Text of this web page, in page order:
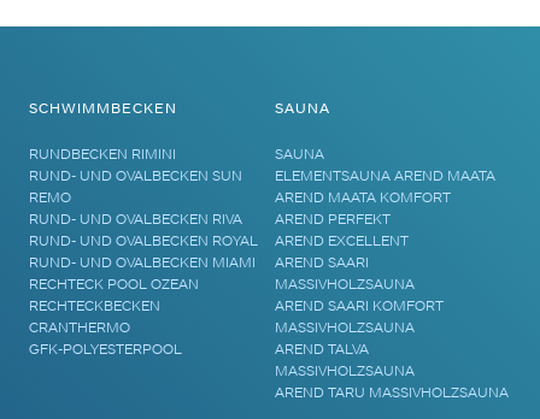
SCHWIMMBECKEN
RUNDBECKEN RIMINI
RUND- UND OVALBECKEN SUN
REMO
RUND- UND OVALBECKEN RIVA
RUND- UND OVALBECKEN ROYAL
RUND- UND OVALBECKEN MIAMI
RECHTECK POOL OZEAN
RECHTECKBECKEN
CRANTHERMO
GFK-POLYESTERPOOL
SAUNA
SAUNA
ELEMENTSAUNA AREND MAATA
AREND MAATA KOMFORT
AREND PERFEKT
AREND EXCELLENT
AREND SAARI
MASSIVHOLZSAUNA
AREND SAARI KOMFORT
MASSIVHOLZSAUNA
AREND TALVA
MASSIVHOLZSAUNA
AREND TARU MASSIVHOLZSAUNA